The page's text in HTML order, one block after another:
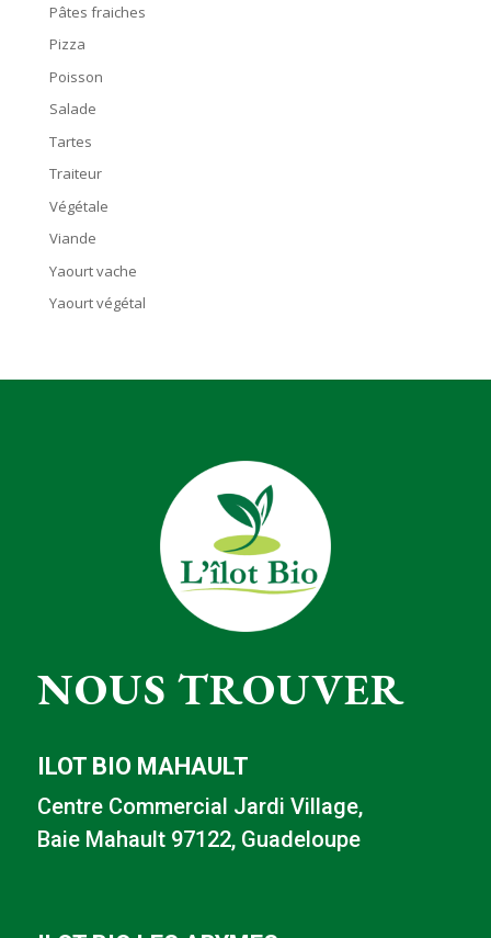
Pâtes fraiches
Pizza
Poisson
Salade
Tartes
Traiteur
Végétale
Viande
Yaourt vache
Yaourt végétal
NOUS TROUVER
ILOT BIO MAHAULT
Centre Commercial Jardi Village,
Baie Mahault 97122, Guadeloupe